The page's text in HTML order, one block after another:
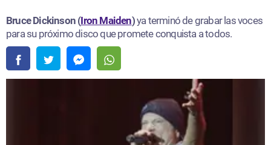
Bruce Dickinson (Iron Maiden)ya terminó de grabar las voces
para su próximo disco que promete conquista a todos.